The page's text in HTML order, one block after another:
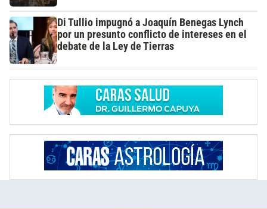
Di Tullio impugnó a Joaquín Benegas Lynch
por un presunto conflicto de intereses en el
debate de la Ley de Tierras